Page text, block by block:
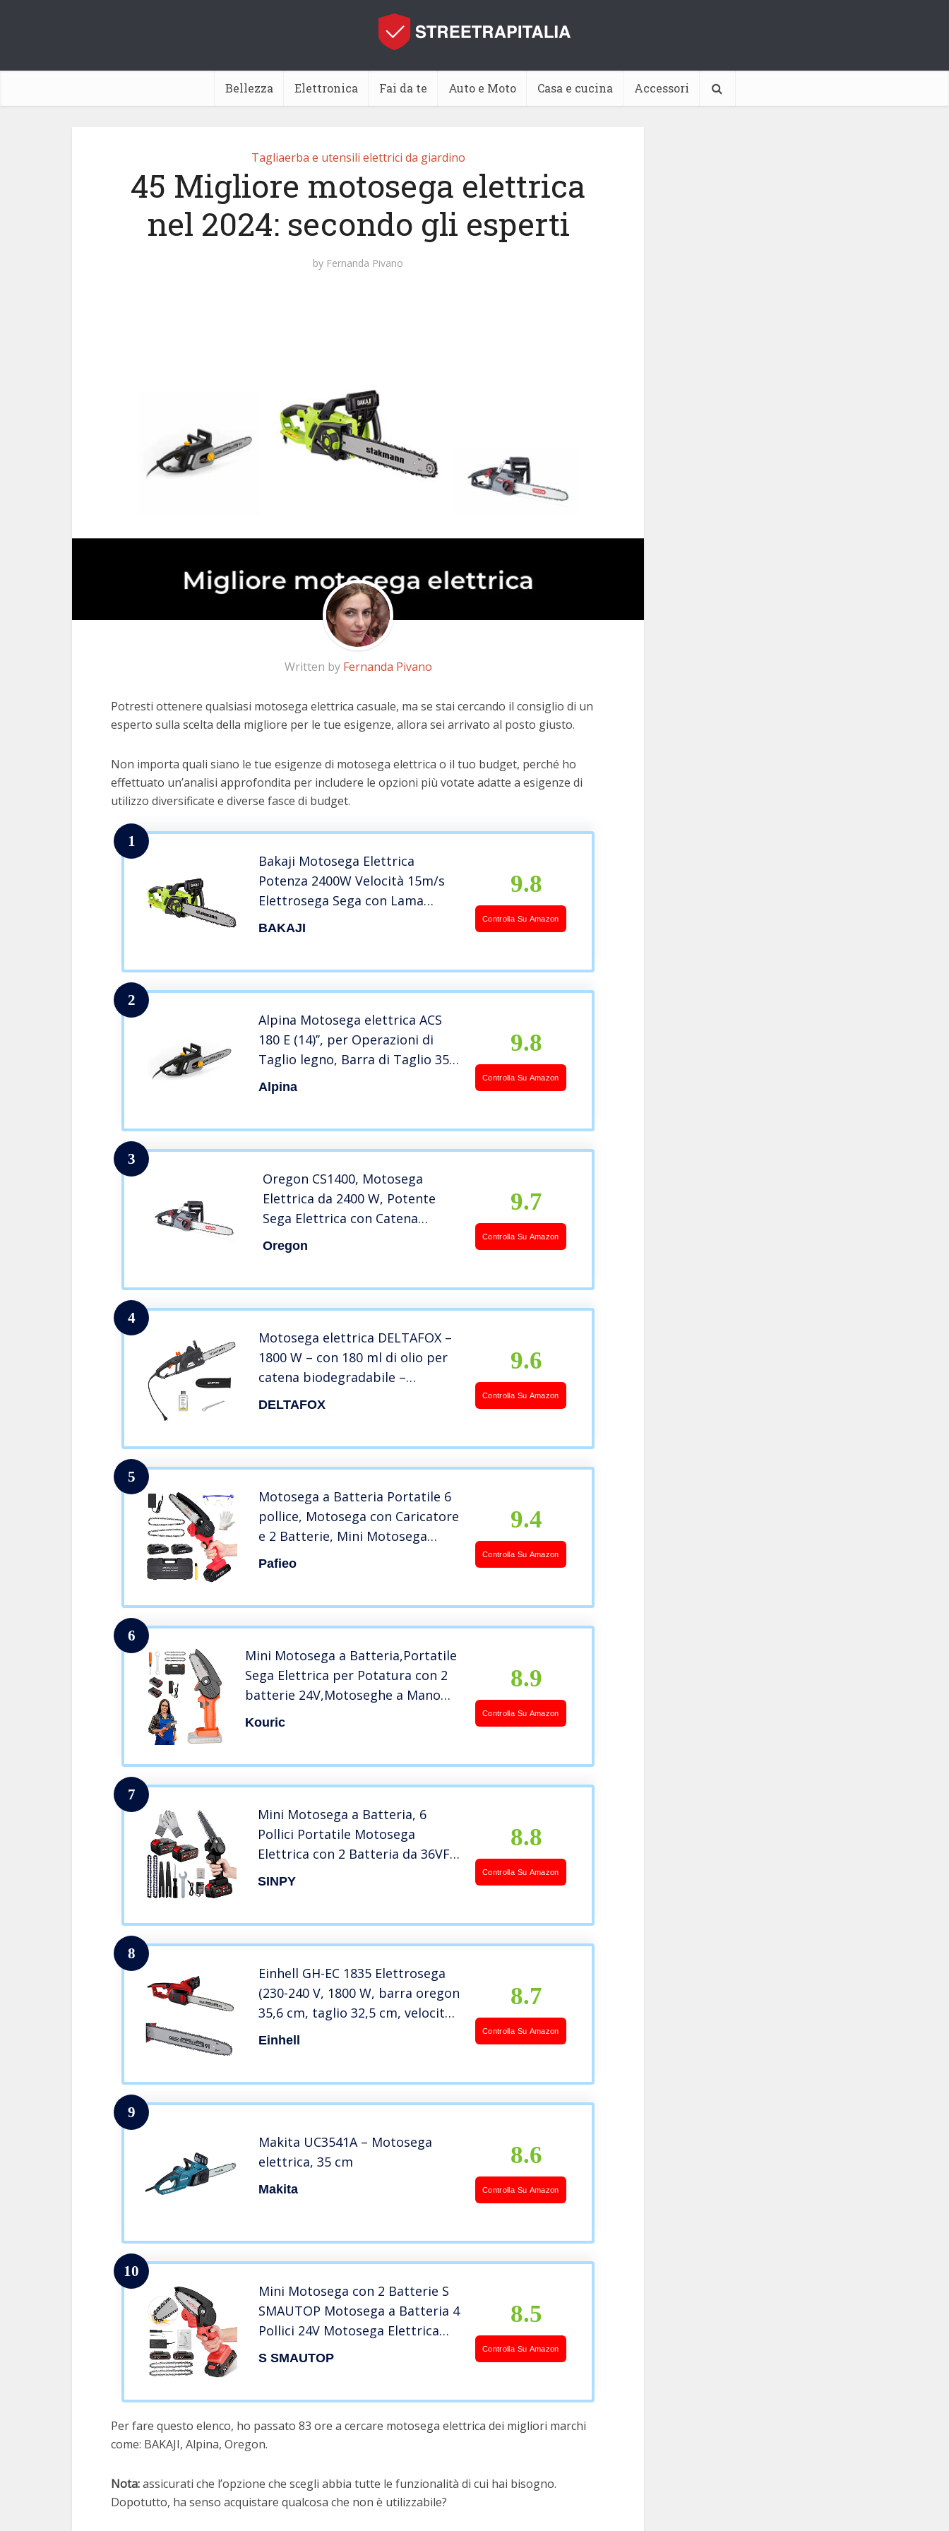
Bellezza Elettronica Fai da te Auto e Moto Casa e cucina Accessori
Tagliaerba e utensili elettrici da giardino
45 Migliore motosega elettrica
nel 2024: secondo gli esperti
by Fernanda Pivano
Written by Fernanda Pivano
Potresti ottenere qualsiasi motosega elettrica casuale, ma se stai cercando il consiglio di un
esperto sulla scelta della migliore per le tue esigenze, allora sei arrivato al posto giusto.
Non importa quali siano le tue esigenze di motosega elettrica o il tuo budget, perché ho
effettuato un’analisi approfondita per includere le opzioni più votate adatte a esigenze di
utilizzo diversificate e diverse fasce di budget.
1
Bakaji Motosega Elettrica
Potenza 2400W Velocità 15m/s
Elettrosega Sega con Lama
Catena 40 cm Doppio
BAKAJI
9.8
Controlla Su Amazon
2
Alpina Motosega elettrica ACS
180 E (14)’’, per Operazioni di
Taglio legno, Barra di Taglio 35
cm (14’’), 1800 W, Velocità catena
10 m/s, Tensionamento laterale,
Alpina
9.8
Controlla Su Amazon
3
Oregon CS1400, Motosega
Elettrica da 2400 W, Potente
Sega Elettrica con Catena
ControlCut e Barra Guida da 40
cm (603349)
Oregon
9.7
Controlla Su Amazon
4
Motosega elettrica DELTAFOX –
1800 W – con 180 ml di olio per
catena biodegradabile –
lunghezza di taglio 30 cm –
DELTAFOX
9.6
Controlla Su Amazon
5
Motosega a Batteria Portatile 6
pollice, Motosega con Caricatore
e 2 Batterie, Mini Motosega
Elettrica Senza Fili per il
Pafieo
9.4
Controlla Su Amazon
6
Mini Motosega a Batteria,Portatile
Sega Elettrica per Potatura con 2
batterie 24V,Motoseghe a Mano
con 3 Catena da 4 Pollici e Blocco di
Kouric
8.9
Controlla Su Amazon
7
Mini Motosega a Batteria, 6
Pollici Portatile Motosega
Elettrica con 2 Batteria da 36VF,
Motosega a mano per il
SINPY
8.8
Controlla Su Amazon
8
Einhell GH-EC 1835 Elettrosega
(230-240 V, 1800 W, barra oregon
35,6 cm, taglio 32,5 cm, velocità
catena 13,5 m/sec., serbatoio
Einhell
8.7
Controlla Su Amazon
9
Makita UC3541A – Motosega
elettrica, 35 cm
Makita
8.6
Controlla Su Amazon
10
Mini Motosega con 2 Batterie S
SMAUTOP Motosega a Batteria 4
Pollici 24V Motosega Elettrica
Portatile Ricaricabile Sega da
S SMAUTOP
8.5
Controlla Su Amazon
Per fare questo elenco, ho passato 83 ore a cercare motosega elettrica dei migliori marchi
come: BAKAJI, Alpina, Oregon.
Nota:assicurati che l’opzione che scegli abbia tutte le funzionalità di cui hai bisogno.
Dopotutto, ha senso acquistare qualcosa che non è utilizzabile?